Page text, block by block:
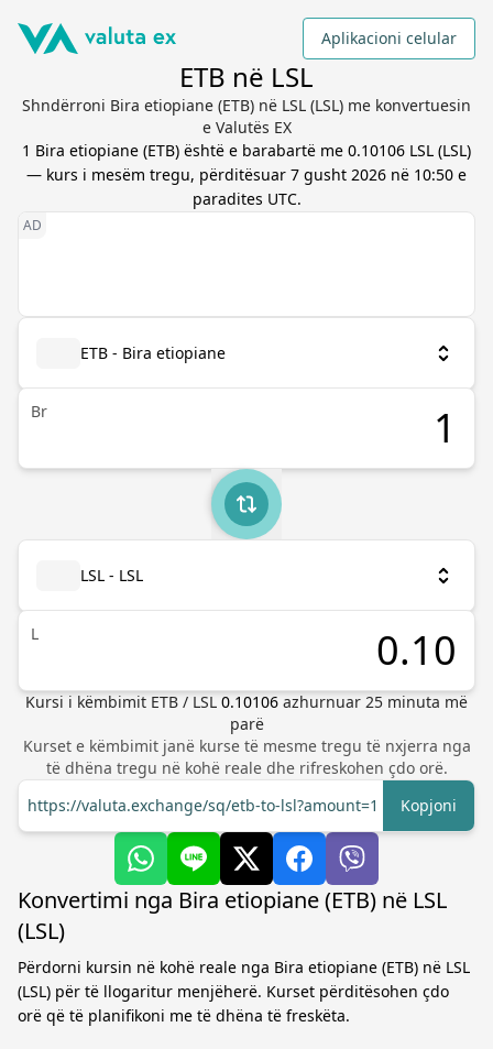
Aplikacioni celular
ETB në LSL
Shndërroni Bira etiopiane (ETB) në LSL (LSL) me konvertuesin
e Valutës EX
1 Bira etiopiane (ETB) është e barabartë me 0.10106 LSL (LSL)
— kurs i mesëm tregu, përditësuar 7 gusht 2026 në 10:50 e
paradites UTC.
ETB - Bira etiopiane
Br
LSL - LSL
L
Kursi i këmbimit ETB / LSL 0.10106 azhurnuar 25 minuta më
parë
Kurset e këmbimit janë kurse të mesme tregu të nxjerra nga
të dhëna tregu në kohë reale dhe rifreskohen çdo orë.
https://valuta.exchange/sq/etb-to-lsl?amount=1
Kopjoni
Konvertimi nga Bira etiopiane (ETB) në LSL
(LSL)
Përdorni kursin në kohë reale nga Bira etiopiane (ETB) në LSL
(LSL) për të llogaritur menjëherë. Kurset përditësohen çdo
orë që të planifikoni me të dhëna të freskëta.